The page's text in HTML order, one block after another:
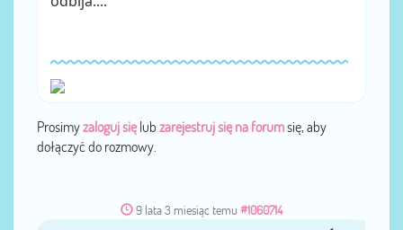
Prosimyzaloguj sięlub zarejestruj się na forumsię, aby
dołączyć do rozmowy.
9 lata 3 miesiąc temu #1060714